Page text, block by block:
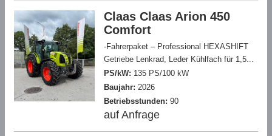
Claas Claas Arion 450
Comfort
-Fahrerpaket – Professional HEXASHIFT
Getriebe Lenkrad, Leder Kühlfach für 1,5...
PS/kW: 135 PS/100 kW
Baujahr: 2026
Betriebsstunden: 90
auf Anfrage